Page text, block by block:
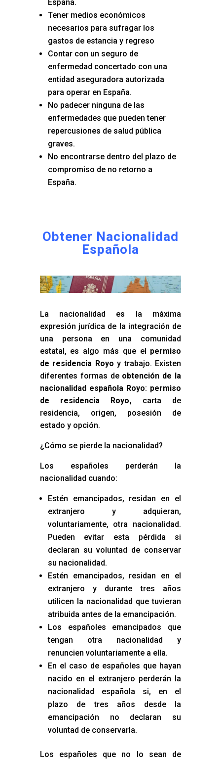
España.
Tener medios económicos
necesarios para sufragar los
gastos de estancia y regreso
Contar con un seguro de
enfermedad concertado con una
entidad aseguradora autorizada
para operar en España.
No padecer ninguna de las
enfermedades que pueden tener
repercusiones de salud pública
graves.
No encontrarse dentro del plazo de
compromiso de no retorno a
España.
Obtener Nacionalidad
Española
La nacionalidad es la máxima
expresión jurídica de la integración de
una persona en una comunidad
estatal, es algo más que el permiso
de residencia Royo y trabajo. Existen
diferentes formas de obtención de la
nacionalidad española Royo: permiso
de residencia Royo, carta de
residencia, origen, posesión de
estado y opción.
¿Cómo se pierde la nacionalidad?
Los españoles perderán la
nacionalidad cuando:
Estén emancipados, residan en el
extranjero y adquieran,
voluntariamente, otra nacionalidad.
Pueden evitar esta pérdida si
declaran su voluntad de conservar
su nacionalidad.
Estén emancipados, residan en el
extranjero y durante tres años
utilicen la nacionalidad que tuvieran
atribuida antes de la emancipación.
Los españoles emancipados que
tengan otra nacionalidad y
renuncien voluntariamente a ella.
En el caso de españoles que hayan
nacido en el extranjero perderán la
nacionalidad española si, en el
plazo de tres años desde la
emancipación no declaran su
voluntad de conservarla.
Los españoles que no lo sean de